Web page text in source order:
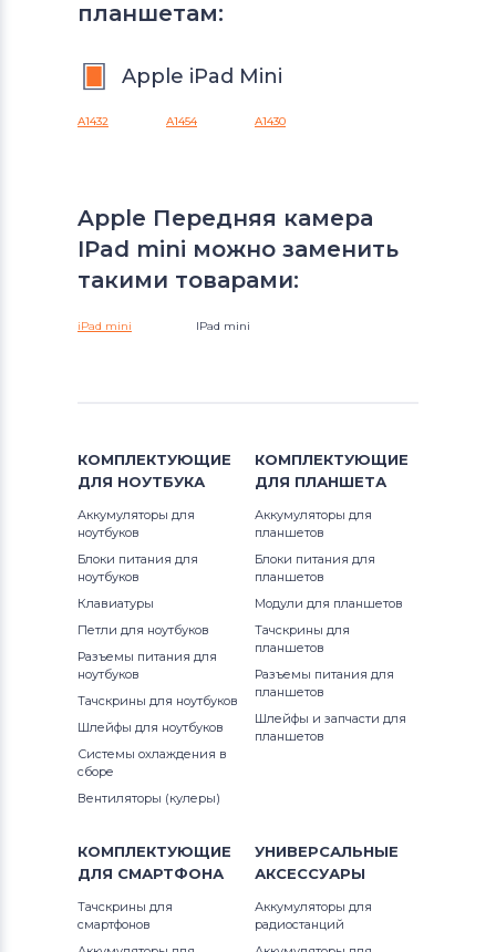
планшетам:
Apple iPad Mini
A1432 A1454 A1430
Apple Передняя камера
IPad mini можно заменить
такими товарами:
iPad mini IPad mini
КОМПЛЕКТУЮЩИЕ
ДЛЯ НОУТБУКА
Аккумуляторы для
ноутбуков
Блоки питания для
ноутбуков
Клавиатуры
Петли для ноутбуков
Разъемы питания для
ноутбуков
Тачскрины для ноутбуков
Шлейфы для ноутбуков
Системы охлаждения в
сборе
Вентиляторы (кулеры)
КОМПЛЕКТУЮЩИЕ
ДЛЯ ПЛАНШЕТА
Аккумуляторы для
планшетов
Блоки питания для
планшетов
Модули для планшетов
Тачскрины для
планшетов
Разъемы питания для
планшетов
Шлейфы и запчасти для
планшетов
КОМПЛЕКТУЮЩИЕ
ДЛЯ СМАРТФОНА
Тачскрины для
смартфонов
УНИВЕРСАЛЬНЫЕ
АКСЕССУАРЫ
Аккумуляторы для
радиостанций